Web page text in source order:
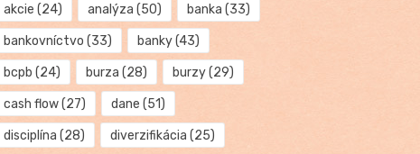
akcie (24) analýza (50) banka (33)
bankovníctvo (33) banky(43)
bcpb (24) burza (28) burzy(29)
cash flow(27) dane (51)
disciplína (28) diverzifikácia (25)